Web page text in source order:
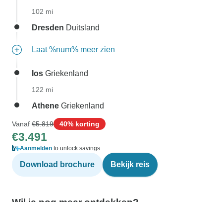
102 mi
Dresden Duitsland
Laat %num% meer zien
Ios Griekenland
122 mi
Athene Griekenland
Vanaf €5.819 40% korting
€3.491
Aanmelden to unlock savings
Download brochure Bekijk reis